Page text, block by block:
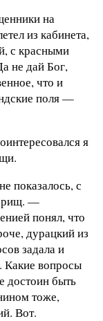
на
из кабинета,
с красными
не дай Бог,
что и
поля —
я
показалось, с
—
понял, что
дурацкий из
задала и
Какие вопросы
достоин быть
тоже,
Вот.